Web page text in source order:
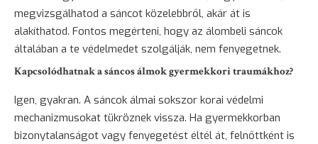
megvizsgálhatod a sáncot közelebbről, akár át is
alakíthatod. Fontos megérteni, hogy az álombeli sáncok
általában a te védelmedet szolgálják, nem fenyegetnek.
Kapcsolódhatnak a sáncos álmok gyermekkori traumákhoz?
Igen, gyakran. A sáncok álmai sokszor korai védelmi
mechanizmusokat tükröznek vissza. Ha gyermekkorban
bizonytalanságot vagy fenyegetést éltél át, felnőttként is